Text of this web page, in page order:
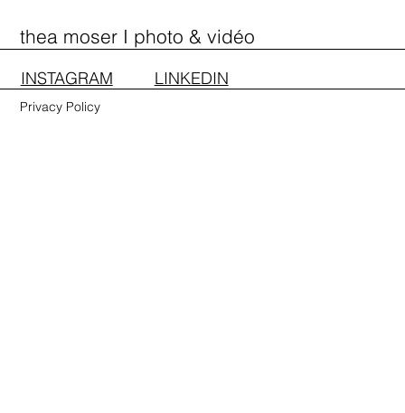
thea moser I photo & vidéo
INSTAGRAM LINKEDIN
Privacy Policy